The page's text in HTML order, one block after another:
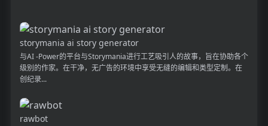
storymania ai story generator
与AI -Power的平台与Storymania进行工艺吸引人的故事，旨在协助各个
级别的作家。在干净，无广告的环境中享受无缝的编辑和类型定制。在
创纪录...
rawbot